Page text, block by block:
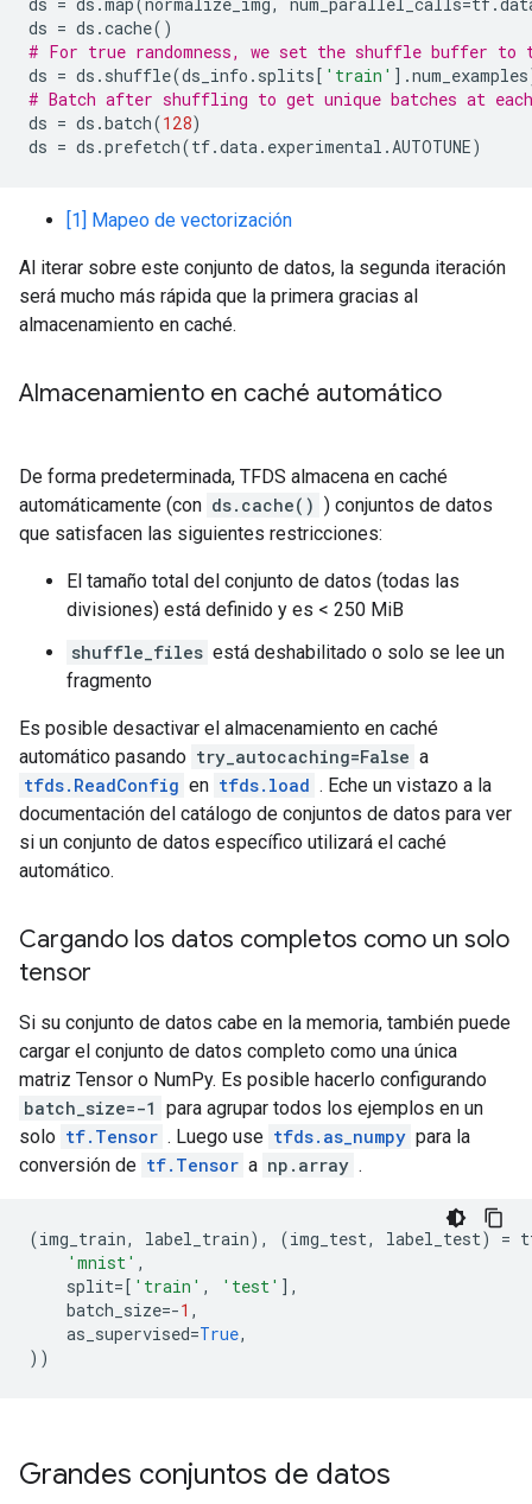
ds = ds .cache()
# For true randomness, we set the shuffle buffer
ds = ds . shuffle(ds_info . splits[ 'train' ] .num_examples
# Batch after shuffling to get unique batches at
ds = ds .batch(128)
ds = ds .prefetch(tf.data. experimental .AUTOTUNE)
[1] Mapeo de vectorización
Al iterar sobre este conjunto de datos, la segunda iteración
será mucho más rápida que la primera gracias al
almacenamiento en caché.
Almacenamiento en caché automático
De forma predeterminada, TFDS almacena en caché
automáticamente (con ds.cache() ) conjuntos de datos
que satisfacen las siguientes restricciones:
El tamaño total del conjunto de datos (todas las
divisiones) está definido y es < 250 MiB
shuffle_files está deshabilitado o solo se lee un
fragmento
Es posible desactivar el almacenamiento en caché
automático pasando try_autocaching=False a
tfds.ReadConfig en tfds.load . Eche un vistazo a la
documentación del catálogo de conjuntos de datos para ver
si un conjunto de datos específico utilizará el caché
automático.
Cargando los datos completos como un solo
tensor
Si su conjunto de datos cabe en la memoria, también puede
cargar el conjunto de datos completo como una única
matriz Tensor o NumPy. Es posible hacerlo configurando
batch_size=-1 para agrupar todos los ejemplos en un
solo tf.Tensor . Luego use tfds.as_numpy para la
conversión de tf.Tensor a np.array .
(img_train, label_train), (img_test, label_test) =
'mnist' ,
split=[ 'train' , 'test' ],
batch_size=-1 ,
as_supervised=True,
))
Grandes conjuntos de datos